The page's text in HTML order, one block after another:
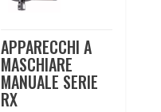
APPARECCHI A
MASCHIARE
MANUALE SERIE
RX